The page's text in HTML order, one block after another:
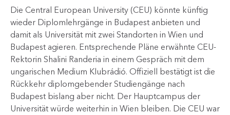
Die Central European University (CEU) könnte künftig
wieder Diplomlehrgänge in Budapest anbieten und
damit als Universität mit zwei Standorten in Wien und
Budapest agieren. Entsprechende Pläne erwähnte CEU-
Rektorin Shalini Randeria in einem Gespräch mit dem
ungarischen Medium Klubrádió. Offiziell bestätigt ist die
Rückkehr diplomgebender Studiengänge nach
Budapest bislang aber nicht. Der Hauptcampus der
Universität würde weiterhin in Wien bleiben. Die CEU war